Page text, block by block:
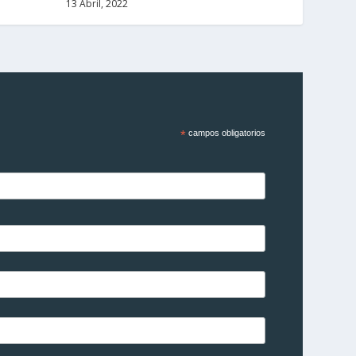
13 Abril, 2022
*campos obligatorios